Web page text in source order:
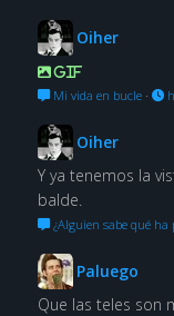
Oiher
GIF
Mi vida en bucle·
Oiher
Y ya tenemos la
balde.
¿Alguien sabe qué ha
Paluego
Que las teles son